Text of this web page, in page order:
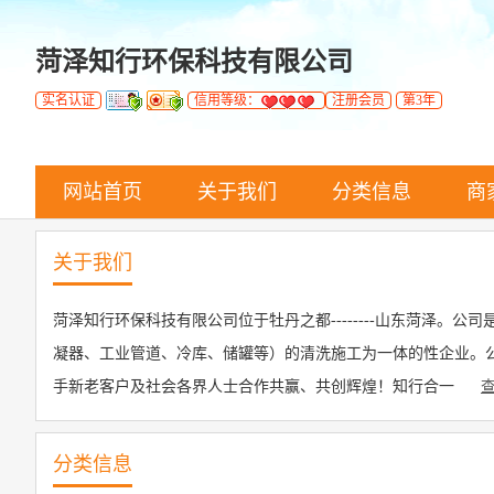
菏泽知行环保科技有限公司
实名认证 信用等级： 注册会员 第3年
网站首页 关于我们 分类信息 商
关于我们
菏泽知行环保科技有限公司位于牡丹之都--------山东菏泽。公司
凝器、工业管道、冷库、储罐等）的清洗施工为一体的性企业
手新老客户及社会各界人士合作共赢、共创辉煌！知行合一
分类信息